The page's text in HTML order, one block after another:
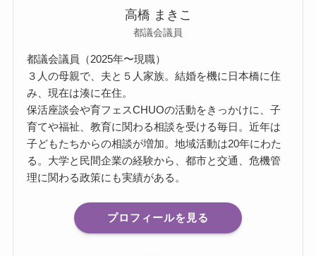
高橋 まきこ
都議会議員
都議会議員（2025年〜現職）
３人の母親で、夫と５人家族。結婚を機に日本橋に住
み、現在は湊に在住。
保活座談会や育フェスCHUOの活動をきっかけに、子
育てや福祉、教育に関わる相談を受ける毎日。近年は
子どもたちからの相談が増加。地域活動は20年にわた
る。大学と民間企業の経験から、都市と交通、危機管
理に関わる政策にも実績がある。
プロフィールを見る